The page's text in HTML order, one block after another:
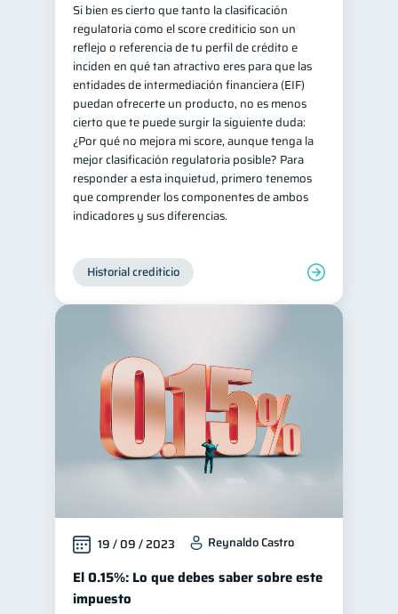
Si bien es cierto que tanto la clasificación
regulatoria como el score crediticio son un
reflejo o referencia de tu perfil de crédito e
inciden en qué tan atractivo eres para que las
entidades de intermediación financiera (EIF)
puedan ofrecerte un producto, no es menos
cierto que te puede surgir la siguiente duda:
¿Por qué no mejora mi score, aunque tenga la
mejor clasificación regulatoria posible? Para
responder a esta inquietud, primero tenemos
que comprender los componentes de ambos
indicadores y sus diferencias.
Historial crediticio
19 / 09 / 2023 Reynaldo Castro
El 0.15%: Lo que debes saber sobre este
impuesto